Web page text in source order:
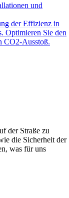
und
der Effizienz in
Optimieren Sie den
CO2-Ausstoß.
der Straße zu
die Sicherheit der
was für uns